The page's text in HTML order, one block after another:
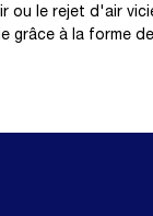
ou le rejet d'air
grâce à la forme